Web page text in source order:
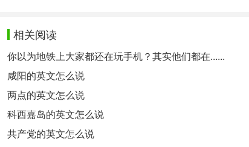
相关阅读
你以为地铁上大家都还在玩手机？其实他们都在......
咸阳的英文怎么说
两点的英文怎么说
科西嘉岛的英文怎么说
共产党的英文怎么说